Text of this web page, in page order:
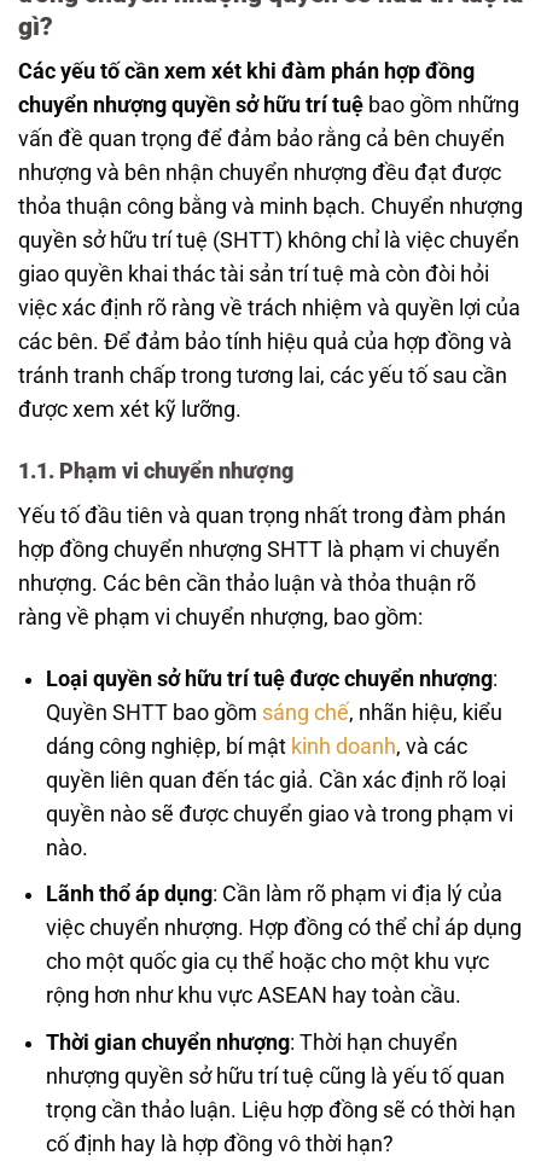
gì?
Các yếu tố cần xem xét khi đàm phán hợp đồng
chuyển nhượng quyền sở hữu trí tuệ bao gồm những
vấn đề quan trọng để đảm bảo rằng cả bên chuyển
nhượng và bên nhận chuyển nhượng đều đạt được
thỏa thuận công bằng và minh bạch. Chuyển nhượng
quyền sở hữu trí tuệ (SHTT) không chỉ là việc chuyển
giao quyền khai thác tài sản trí tuệ mà còn đòi hỏi
việc xác định rõ ràng về trách nhiệm và quyền lợi của
các bên. Để đảm bảo tính hiệu quả của hợp đồng và
tránh tranh chấp trong tương lai, các yếu tố sau cần
được xem xét kỹ lưỡng.
1.1. Phạm vi chuyển nhượng
Yếu tố đầu tiên và quan trọng nhất trong đàm phán
hợp đồng chuyển nhượng SHTT là phạm vi chuyển
nhượng. Các bên cần thảo luận và thỏa thuận rõ
ràng về phạm vi chuyển nhượng, bao gồm:
Loại quyền sở hữu trí tuệ được chuyển nhượng:
Quyền SHTT bao gồm sáng chế, nhãn hiệu, kiểu
dáng công nghiệp, bí mậtkinh doanh, và các
quyền liên quan đến tác giả. Cần xác định rõ loại
quyền nào sẽ được chuyển giao và trong phạm vi
nào.
Lãnh thổ áp dụng: Cần làm rõ phạm vi địa lý của
việc chuyển nhượng. Hợp đồng có thể chỉ áp dụng
cho một quốc gia cụ thể hoặc cho một khu vực
rộng hơn như khu vực ASEAN hay toàn cầu.
Thời gian chuyển nhượng: Thời hạn chuyển
nhượng quyền sở hữu trí tuệ cũng là yếu tố quan
trọng cần thảo luận. Liệu hợp đồng sẽ có thời hạn
cố định hay là hợp đồng vô thời hạn?